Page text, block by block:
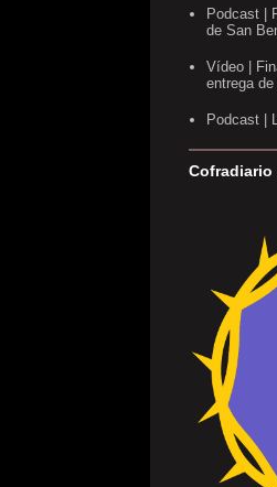
Podcast |
de San
Vídeo |
entrega
Podcast |
Cofradiario